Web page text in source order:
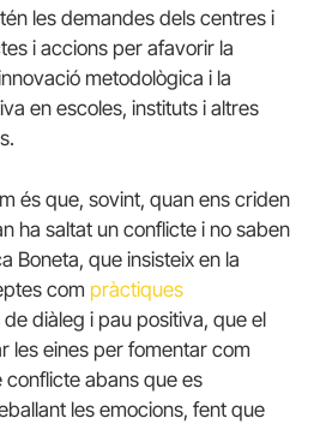
les demandes dels centres i
i accions per afavorir la
metodològica i la
en escoles, instituts i altres
és que, sovint, quan ens criden
ha saltat un conflicte i no saben
Boneta, que insisteix en la
com pràctiques
de diàleg i pau positiva, que el
les eines per fomentar com
abans que es
les emocions, fent que